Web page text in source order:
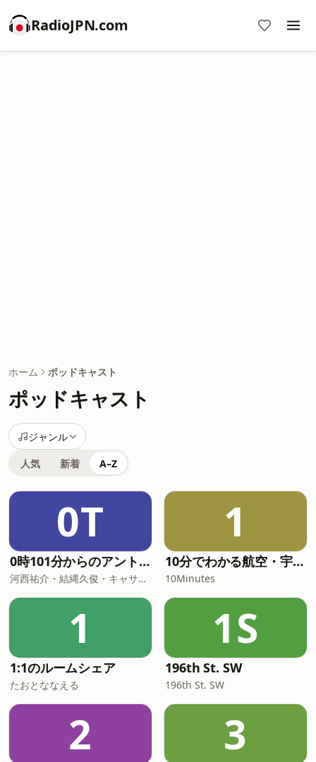
RadioJPN.com
ホーム ポッドキャスト
ポッドキャスト
ジャンル
人気 新着 A–Z
0T
0時101分からのアントレ反省会 TheGiant
河西祐介・結縄久俊・キャサリングリーン
1
10分でわかる航空・宇宙ニュース
10Minutes
1
1:1のルームシェア
たおとななえる
1S
196th St. SW
196th St. SW
2 3